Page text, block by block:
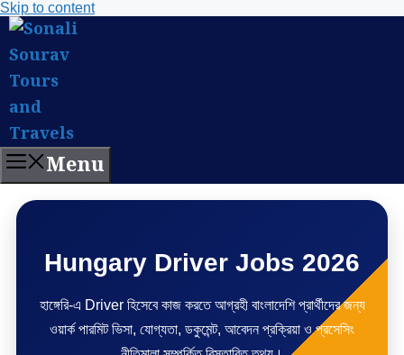
Skip to content
Menu
Hungary Driver Jobs 2026
হাঙ্গেরি-এ Driver হিসেবে কাজ করতে আগ্রহী বাংলাদেশি প্রার্থীদের জন্য
ওয়ার্ক পারমিট ভিসা, যোগ্যতা, ডকুমেন্ট, আবেদন প্রক্রিয়া ও প্রসেসিং